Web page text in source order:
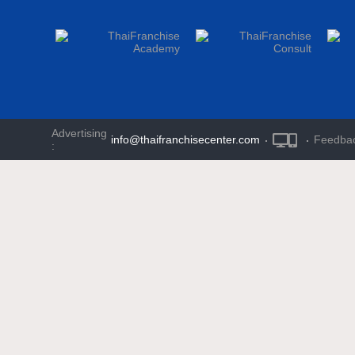
Advertising
:
info@thaifranchisecenter.com · ·